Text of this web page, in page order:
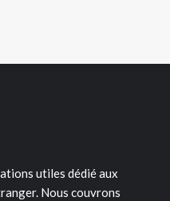
utiles dédié aux
Nous couvrons